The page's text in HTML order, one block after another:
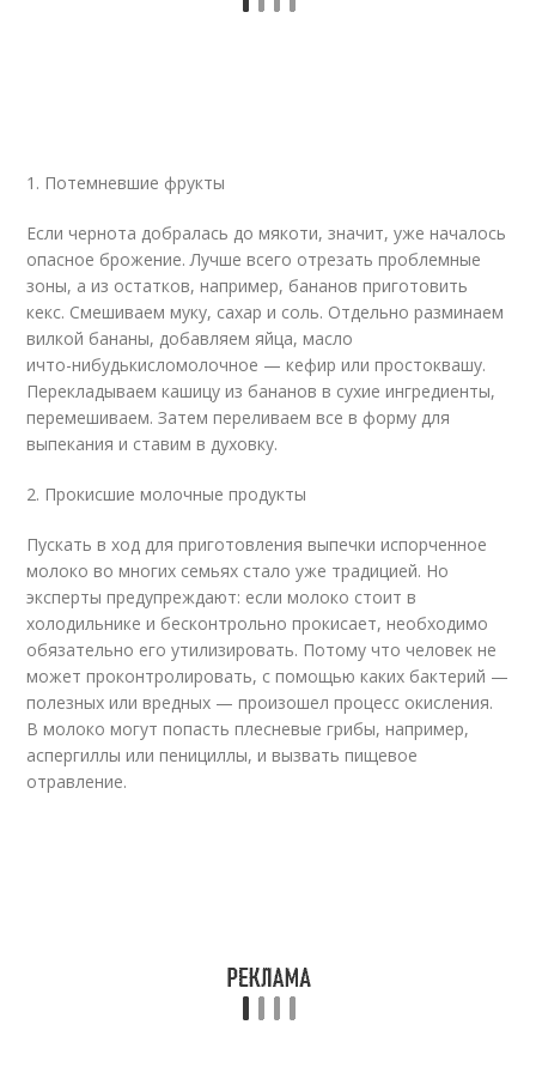
1. Потемневшие фрукты
Если чернота добралась до мякоти, значит, уже началось
опасное брожение. Лучше всего отрезать проблемные
зоны, а из остатков, например, бананов приготовить
кекс. Смешиваем муку, сахар и соль. Отдельно разминаем
вилкой бананы, добавляем яйца, масло
ичто-нибудькисломолочное — кефир или простоквашу.
Перекладываем кашицу из бананов в сухие ингредиенты,
перемешиваем. Затем переливаем все в форму для
выпекания и ставим в духовку.
2. Прокисшие молочные продукты
Пускать в ход для приготовления выпечки испорченное
молоко во многих семьях стало уже традицией. Но
эксперты предупреждают: если молоко стоит в
холодильнике и бесконтрольно прокисает, необходимо
обязательно его утилизировать. Потому что человек не
может проконтролировать, с помощью каких бактерий —
полезных или вредных — произошел процесс окисления.
В молоко могут попасть плесневые грибы, например,
аспергиллы или пенициллы, и вызвать пищевое
отравление.